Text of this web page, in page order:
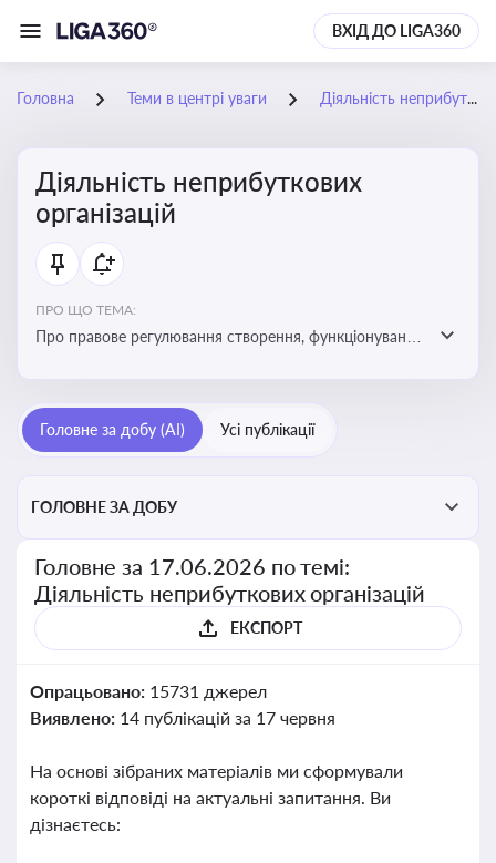
ВХІД ДО LIGA360
Головна Теми в центрі уваги Діяльність неприбуткових організацій
Діяльність неприбуткових
організацій
ПРО ЩО ТЕМА:
Про правове регулювання створення, функціонування
Головне за добу (AI) Усі публікації
ГОЛОВНЕ ЗА ДОБУ
Головне за 17.06.2026 по темі:
Діяльність неприбуткових організацій
ЕКСПОРТ
Опрацьовано: 15731 джерел
Виявлено: 14 публікацій за 17 червня
На основі зібраних матеріалів ми сформували
короткі відповіді на актуальні запитання. Ви
дізнаєтесь: